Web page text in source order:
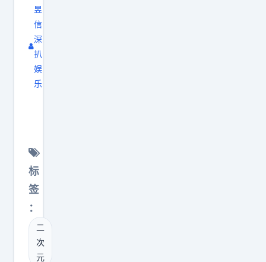
讲
解
吧
，
，
，
，
，
天
啊
永
远
在
昱
信
深
扒
娱
乐
次
c
o
偏
二
次
标
签
：
二
次
元